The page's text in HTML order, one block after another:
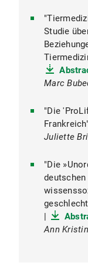
Studie
Marc
"Die
Frankreich"
Juliette
"Die
|
Ann